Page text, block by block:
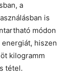
a
is
módon
hiszen
kilogramm
tétel.